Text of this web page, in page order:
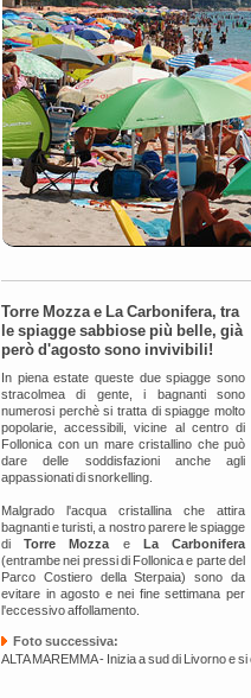
Torre Mozza e La Carbonifera, tra
le spiagge sabbiose più belle, già
però d'agosto sono invivibili!
In piena estate queste due spiagge sono
stracolmea di gente, i bagnanti sono
numerosi perchè si tratta di spiagge molto
popolarie, accessibili, vicine al centro di
Follonica con un mare cristallino che può
dare delle soddisfazioni anche agli
appassionati di snorkelling.
Malgrado l'acqua cristallina che attira
bagnanti e turisti, a nostro parere le spiagge
diTorre Mozza e La Carbonifera
(entrambe nei pressi di Follonica e parte del
Parco Costiero della Sterpaia) sono da
evitare in agosto e nei fine settimana per
l'eccessivo affollamento.
Foto successiva:
ALTA MAREMMA - Inizia a sud di Livorno e